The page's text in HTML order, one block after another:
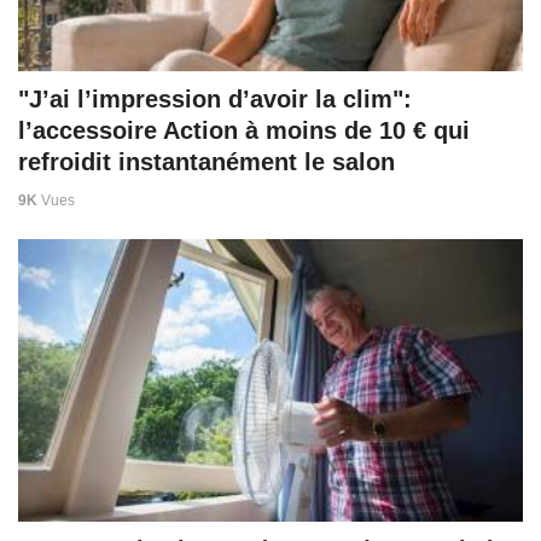
"J’ai l’impression d’avoir la clim":
l’accessoire Action à moins de 10 € qui
refroidit instantanément le salon
9K Vues